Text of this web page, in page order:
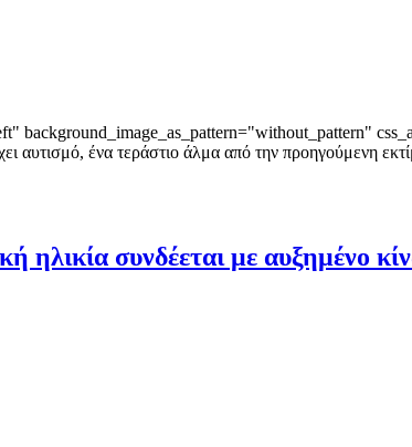
αυτισμό, ένα τεράστιο άλμα από την προηγούμενη
συνδέεται με αυξημένο